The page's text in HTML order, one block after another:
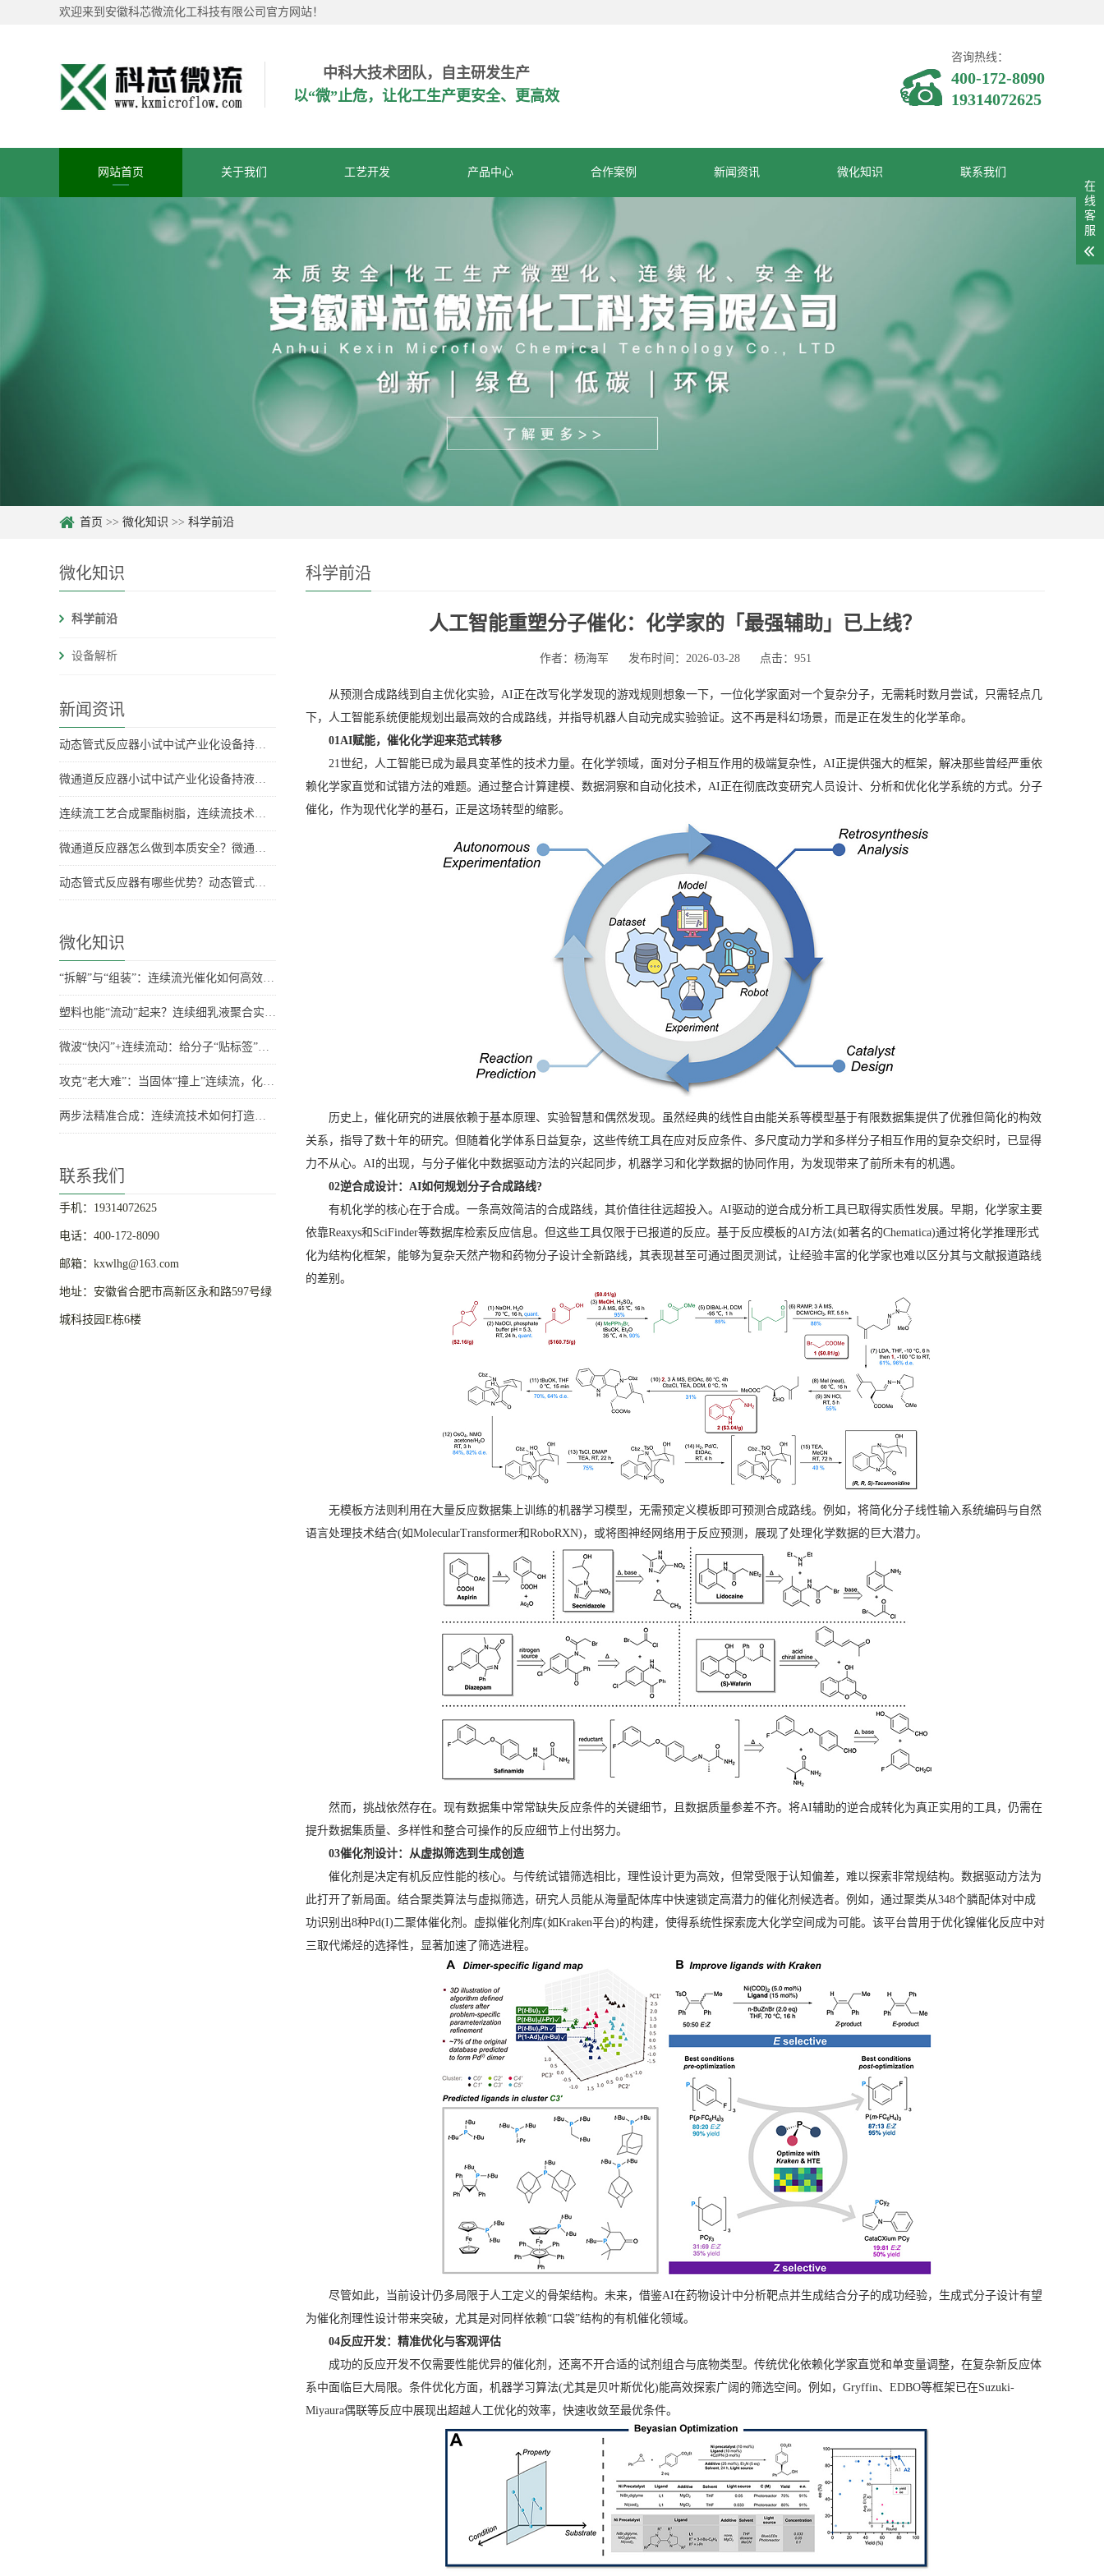
欢迎来到安徽科芯微流化工科技有限公司官方网站！
中科大技术团队，自主研发生产
以“微”止危，让化工生产更安全、更高效
咨询热线：
400-172-8090
19314072625
网站首页 关于我们 工艺开发 产品中心 合作案例 新闻资讯 微化知识 联系我们
首页 >> 微化知识 >> 科学前沿
微化知识
科学前沿
设备解析
新闻资讯
动态管式反应器小试中试产业化设备持液量是多少？持液量具体数据
微通道反应器小试中试产业化设备持液量分别是多少？
连续流工艺合成聚酯树脂，连续流技术合成聚酯树脂
微通道反应器怎么做到本质安全？微通道反应器安全优势
动态管式反应器有哪些优势？动态管式反应器优势
微化知识
“拆解”与“组装”：连续流光催化如何高效合成药物关键骨架？
塑料也能“流动”起来？连续细乳液聚合实现百克级稳定生产
微波“快闪”+连续流动：给分子“贴标签”也能如此高效环保
攻克“老大难”：当固体“撞上”连续流，化学家们有妙招！
两步法精准合成：连续流技术如何打造高性能聚乙烯-聚酯嵌段共聚物？
联系我们
手机：19314072625
电话：400-172-8090
邮箱：kxwlhg@163.com
地址：安徽省合肥市高新区永和路597号绿
城科技园E栋6楼
科学前沿
人工智能重塑分子催化：化学家的「最强辅助」已上线？
作者：杨海军 发布时间：2026-03-28 点击：951
从预测合成路线到自主优化实验，AI正在改写化学发现的游戏规则想象一下，一位化学家面对一个复杂分子，无需耗时数月尝试，只需轻点几
下，人工智能系统便能规划出最高效的合成路线，并指导机器人自动完成实验验证。这不再是科幻场景，而是正在发生的化学革命。
01AI赋能，催化化学迎来范式转移
21世纪，人工智能已成为最具变革性的技术力量。在化学领域，面对分子相互作用的极端复杂性，AI正提供强大的框架，解决那些曾经严重依
赖化学家直觉和试错方法的难题。通过整合计算建模、数据洞察和自动化技术，AI正在彻底改变研究人员设计、分析和优化化学系统的方式。分子
催化，作为现代化学的基石，正是这场转型的缩影。
历史上，催化研究的进展依赖于基本原理、实验智慧和偶然发现。虽然经典的线性自由能关系等模型基于有限数据集提供了优雅但简化的构效
关系，指导了数十年的研究。但随着化学体系日益复杂，这些传统工具在应对反应条件、多尺度动力学和多样分子相互作用的复杂交织时，已显得
力不从心。AI的出现，与分子催化中数据驱动方法的兴起同步，机器学习和化学数据的协同作用，为发现带来了前所未有的机遇。
02逆合成设计：AI如何规划分子合成路线?
有机化学的核心在于合成。一条高效简洁的合成路线，其价值往往远超投入。AI驱动的逆合成分析工具已取得实质性发展。早期，化学家主要
依靠Reaxys和SciFinder等数据库检索反应信息。但这些工具仅限于已报道的反应。基于反应模板的AI方法(如著名的Chematica)通过将化学推理形式
化为结构化框架，能够为复杂天然产物和药物分子设计全新路线，其表现甚至可通过图灵测试，让经验丰富的化学家也难以区分其与文献报道路线
的差别。
无模板方法则利用在大量反应数据集上训练的机器学习模型，无需预定义模板即可预测合成路线。例如，将简化分子线性输入系统编码与自然
语言处理技术结合(如MolecularTransformer和RoboRXN)，或将图神经网络用于反应预测，展现了处理化学数据的巨大潜力。
然而，挑战依然存在。现有数据集中常常缺失反应条件的关键细节，且数据质量参差不齐。将AI辅助的逆合成转化为真正实用的工具，仍需在
提升数据集质量、多样性和整合可操作的反应细节上付出努力。
03催化剂设计：从虚拟筛选到生成创造
催化剂是决定有机反应性能的核心。与传统试错筛选相比，理性设计更为高效，但常受限于认知偏差，难以探索非常规结构。数据驱动方法为
此打开了新局面。结合聚类算法与虚拟筛选，研究人员能从海量配体库中快速锁定高潜力的催化剂候选者。例如，通过聚类从348个膦配体对中成
功识别出8种Pd(I)二聚体催化剂。虚拟催化剂库(如Kraken平台)的构建，使得系统性探索庞大化学空间成为可能。该平台曾用于优化镍催化反应中对
三取代烯烃的选择性，显著加速了筛选进程。
尽管如此，当前设计仍多局限于人工定义的骨架结构。未来，借鉴AI在药物设计中分析靶点并生成结合分子的成功经验，生成式分子设计有望
为催化剂理性设计带来突破，尤其是对同样依赖“口袋”结构的有机催化领域。
04反应开发：精准优化与客观评估
成功的反应开发不仅需要性能优异的催化剂，还离不开合适的试剂组合与底物类型。传统优化依赖化学家直觉和单变量调整，在复杂新反应体
系中面临巨大局限。条件优化方面，机器学习算法(尤其是贝叶斯优化)能高效探索广阔的筛选空间。例如，Gryffin、EDBO等框架已在Suzuki-
Miyaura偶联等反应中展现出超越人工优化的效率，快速收敛至最优条件。
在
线
客
服